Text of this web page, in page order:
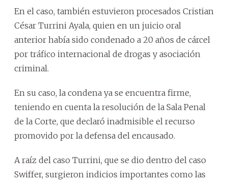
En el caso, también estuvieron procesados Cristian
César Turrini Ayala, quien en un juicio oral
anterior había sido condenado a 20 años de cárcel
por tráfico internacional de drogas y asociación
criminal.
En su caso, la condena ya se encuentra firme,
teniendo en cuenta la resolución de la Sala Penal
de la Corte, que declaró inadmisible el recurso
promovido por la defensa del encausado.
A raíz del caso Turrini, que se dio dentro del caso
Swiffer, surgieron indicios importantes como las